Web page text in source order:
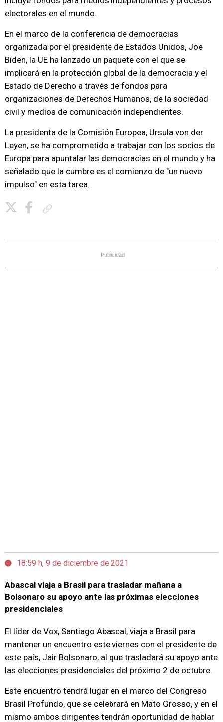
electorales en el mundo.
En el marco de la conferencia de democracias
organizada por el presidente de Estados Unidos, Joe
Biden, la UE ha lanzado un paquete con el que se
implicará en la protección global de la democracia y el
Estado de Derecho a través de fondos para
organizaciones de Derechos Humanos, de la sociedad
civil y medios de comunicación independientes.
La presidenta de la Comisión Europea, Ursula von der
Leyen, se ha comprometido a trabajar con los socios de
Europa para apuntalar las democracias en el mundo y ha
señalado que la cumbre es el comienzo de "un nuevo
impulso" en esta tarea.
Publicidad
18:59 h, 9 de diciembre de 2021
Abascal viaja a Brasil para trasladar mañana a
Bolsonaro su apoyo ante las próximas elecciones
presidenciales
El líder de Vox, Santiago Abascal, viaja a Brasil para
mantener un encuentro este viernes con el presidente de
este país, Jair Bolsonaro, al que trasladará su apoyo ante
las elecciones presidenciales del próximo 2 de octubre.
Este encuentro tendrá lugar en el marco del Congreso
Brasil Profundo, que se celebrará en Mato Grosso, y en el
mismo ambos dirigentes tendrán oportunidad de hablar